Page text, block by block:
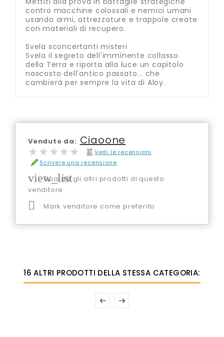
contro macchine colossali e nemici umani
usando armi, attrezzature e trappole create
con materiali di recupero.
Svela sconcertanti misteri
Svela il segreto dell'imminente collasso
della Terra e riporta alla luce un capitolo
nascosto dell'antico passato... che
cambierà per sempre la vita di Aloy.
Venduto da: Ciaoone
★★★★★
★★★★★
Vedi le recensioni
Scrivere una recensione
view_list
Guarda gli altri prodotti di questo
venditore
 Mark venditore come preferito
16 ALTRI PRODOTTI DELLA STESSA CATEGORIA: